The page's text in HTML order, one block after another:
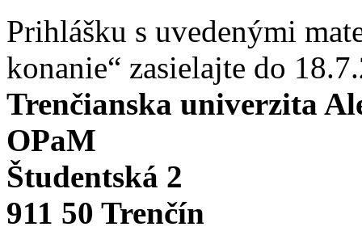
Prihlášku s uvedenými
konanie“ zasielajte do
Trenčianska univerzita
OPaM
Študentská 2
911 50 Trenčín